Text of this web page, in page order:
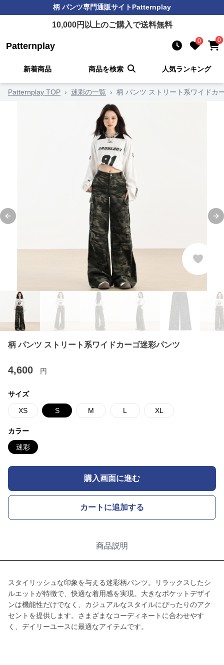
柄 パンツ専門通販サイトPatternplay
10,000円以上のご購入で送料無料
Patternplay 0 0
新着商品 商品を検索 人気ランキング
Patternplay TOP › 迷彩の一覧 › 柄 パンツ ストリート系ワイドカ
Previous slide
柄 パンツ ストリート系ワイドカーゴ迷彩パンツ
4,600 円
サイズ
XS S M L XL
カラー
迷彩
購入画面に進む
カートに追加する
商品説明
スタイリッシュな印象を与える迷彩柄パンツ。リラックスしたシ
ルエットが特徴で、快適な着用感を実現。大きなポケットデザイ
ンは機能性だけでなく、カジュアルなスタイルにぴったりのアク
セントを提供します。さまざまなコーディネートに合わせやす
く、デイリーユースに最適なアイテムです。